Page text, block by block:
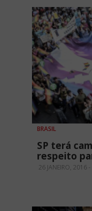
BRASIL
SP terá
respeito
26 JANEIRO, 2016